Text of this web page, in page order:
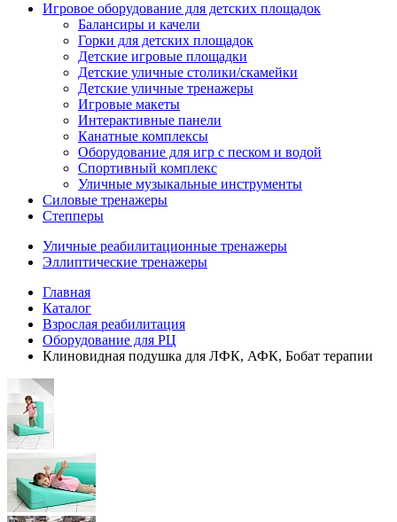
Игровое оборудование для детских площадок
Балансиры и качели
Горки для детских площадок
Детские игровые площадки
Детские уличные столики/скамейки
Детские уличные тренажеры
Игровые макеты
Интерактивные панели
Канатные комплексы
Оборудование для игр с песком и водой
Спортивный комплекс
Уличные музыкальные инструменты
Силовые тренажеры
Степперы
Уличные реабилитационные тренажеры
Эллиптические тренажеры
Главная
Каталог
Взрослая реабилитация
Оборудование для РЦ
Клиновидная подушка для ЛФК, АФК, Бобат терапии